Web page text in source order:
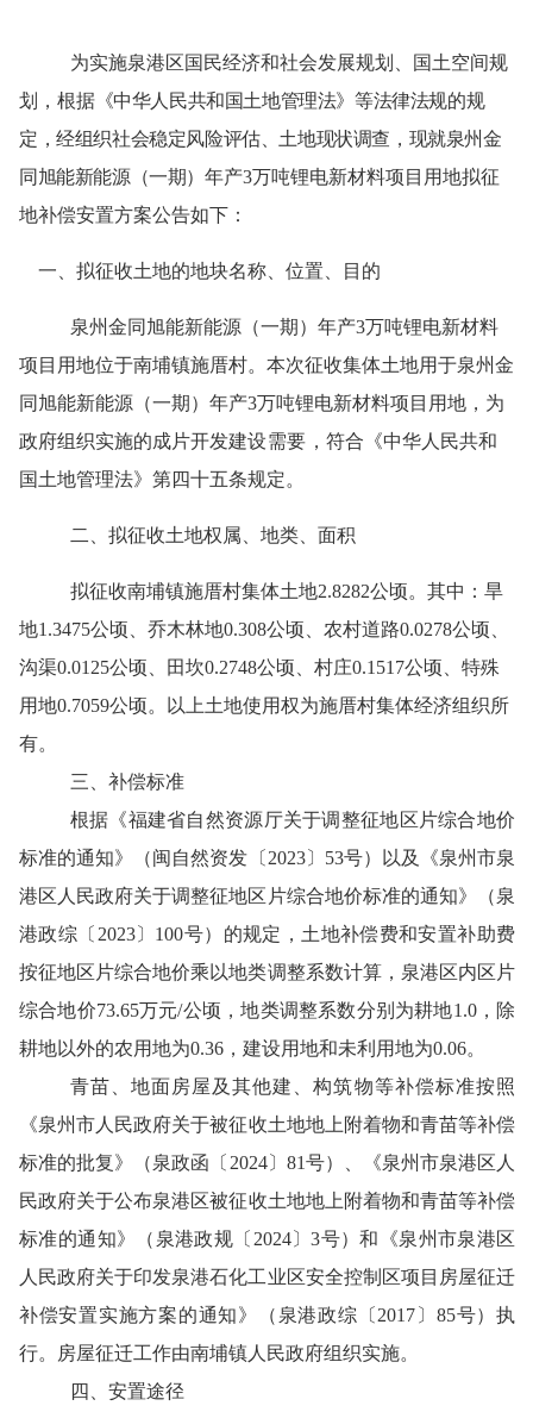
为实施泉港区国民经济和社会发展规划、 国土空间规
划，根据《中华人民共和国土地管理法》等法律法规的规
定，经组织社会稳定风险评估、土地现状调查，现就泉州金
同旭能新能源（一期） 年产3万吨锂电新材料项目用地拟征
地补偿安置方案公告如下：
一、拟征收土地的地块名称、位置、目的
泉州金同旭能新能源（一期）年产3万吨锂电新材料
项目 用地位于南埔镇施厝村。本次征收集体土地用于泉州金
同旭能新能源（一期）年产3万吨锂电新材料项目 用地 ，为
政府组织实施的成片开发建设需要 ， 符合《中华人民共和
国土地管理法》第四十五条规定。
二、拟征收土地权属、地类、面积
拟征收南埔镇施厝村集体土地2.8282公顷。其中：旱
地1.3475公顷、 乔木林地0.308公顷、农村道路0.0278公顷、
沟渠0.0125公顷、 田坎0.2748公顷、 村庄0.1517公顷
特殊
用地0.7059公顷。
以上土地使用权为施厝村集体经济组织所
有。
三、 补偿标准
根据《福建省自然资源厅关于调整征地区片综合地价
标准的通知》（闽 自然资发 〔 2023〕 53号）以及《泉州市泉
港区人民政府关于调整征地区片综合地价标准的通知》（泉
港政综〔 2023〕 100号）的规定，土地补偿费和安置补助费
按征地区片综合地价乘以地类调整系数计算，泉港区内区片
综合地价73.65万元/公顷，地类调整系数分别为耕地1.0， 除
耕地以外的农用地为0.36 ，建设用地和未利用地为0.06。
青苗、地面房屋及其他建、构筑物等补偿标准按照
《泉州市 人民政府关于被征收土地地上附着物和青苗等补偿
标准的批复》（泉政函 〔 2024〕 81号） 《泉州市泉港区人
民政府关于公布泉港区被征收土地地上附着物和青苗等补偿
标准的通知》（泉港政规 〔 2024〕3号）和《泉州市泉港区
人民政府关于印发泉港石化工业区安全控制区项目房屋征迁
补偿安置实施方案的通知》（泉港政综〔 2017〕85号）执
行。房屋征迁工作由南埔镇人民政府组织实施。
四、安置途径